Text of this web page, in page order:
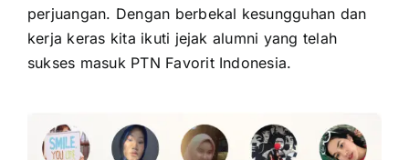
perjuangan. Dengan berbekal kesungguhan dan
kerja keras kita ikuti jejak alumni yang telah
sukses masuk PTN Favorit Indonesia.